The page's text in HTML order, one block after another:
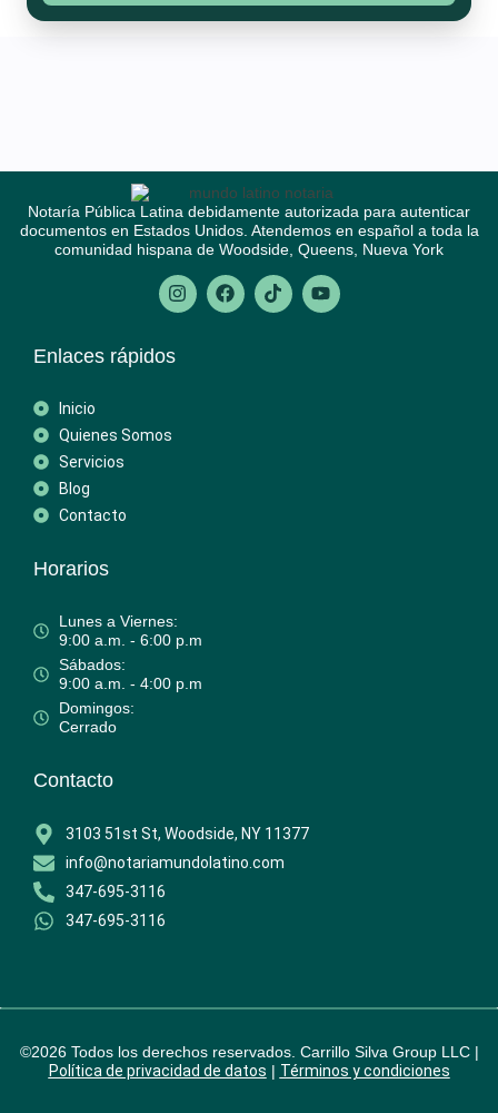
Notaría Pública Latina debidamente autorizada para autenticar
documentos en Estados Unidos. Atendemos en español a toda la
comunidad hispana de Woodside, Queens, Nueva York
Enlaces rápidos
Inicio
Quienes Somos
Servicios
Blog
Contacto
Horarios
Lunes a Viernes:
9:00 a.m. - 6:00 p.m
Sábados:
9:00 a.m. - 4:00 p.m
Domingos:
Cerrado
Contacto
3103 51st St, Woodside, NY 11377
info@notariamundolatino.com
347-695-3116
347-695-3116
©2026 Todos los derechos reservados. Carrillo Silva Group LLC |
Política de privacidad de datos | Términos y condiciones